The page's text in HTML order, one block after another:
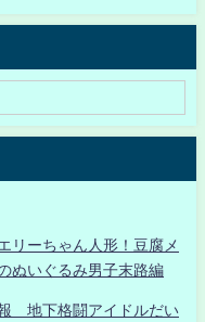
リーちゃん人形！豆腐メ
ぬいぐるみ男子末路編
地下格闘アイドルだい